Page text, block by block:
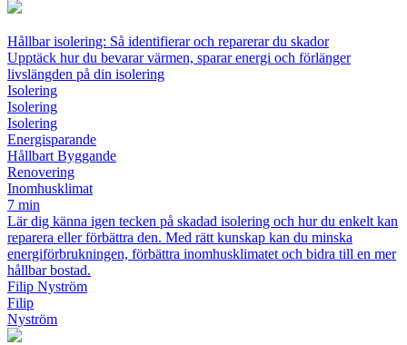
Hållbar isolering: Så identifierar och reparerar du skador
Upptäck hur du bevarar värmen, sparar energi och förlänger
livslängden på din isolering
Isolering
Isolering
Isolering
Energisparande
Hållbart Byggande
Renovering
Inomhusklimat
7 min
Lär dig känna igen tecken på skadad isolering och hur du enkelt kan
reparera eller förbättra den. Med rätt kunskap kan du minska
energiförbrukningen, förbättra inomhusklimatet och bidra till en mer
hållbar bostad.
Filip Nyström
Filip
Nyström